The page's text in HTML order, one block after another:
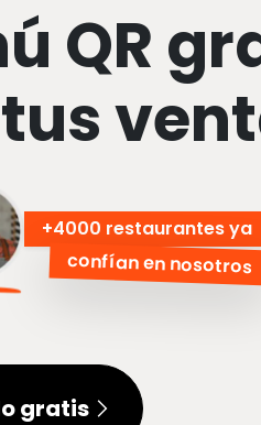
QR
+4000 restaurantes ya
confían en nosotros
gratis